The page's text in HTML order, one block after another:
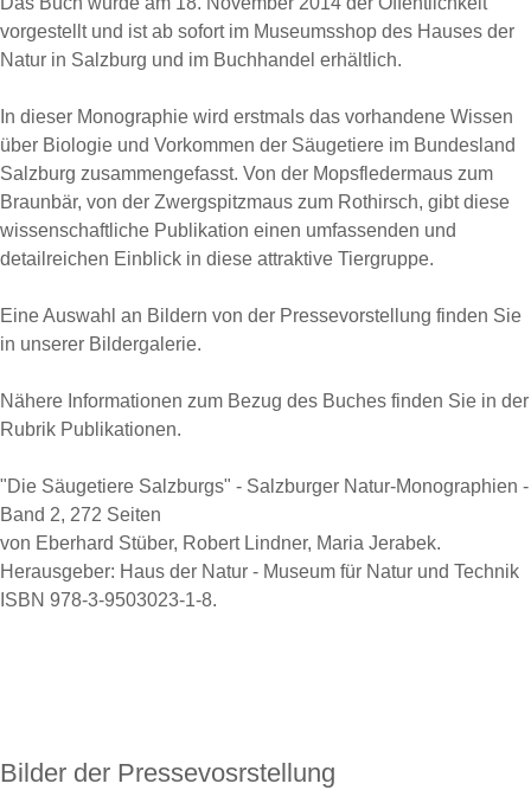
vorgestellt und ist ab sofort im Museumsshop des Hauses der
Natur in Salzburg und im Buchhandel erhältlich.
In dieser Monographie wird erstmals das vorhandene Wissen
über Biologie und Vorkommen der Säugetiere im Bundesland
Salzburg zusammengefasst. Von der Mopsfledermaus zum
Braunbär, von der Zwergspitzmaus zum Rothirsch, gibt diese
wissenschaftliche Publikation einen umfassenden und
detailreichen Einblick in diese attraktive Tiergruppe.
Eine Auswahl an Bildern von der Pressevorstellung finden Sie
in unserer Bildergalerie.
Nähere Informationen zum Bezug des Buches finden Sie in der
Rubrik Publikationen.
"Die Säugetiere Salzburgs" - Salzburger Natur-Monographien -
Band 2, 272 Seiten
von Eberhard Stüber, Robert Lindner, Maria Jerabek.
Herausgeber: Haus der Natur - Museum für Natur und Technik
ISBN 978-3-9503023-1-8.
Bilder der Pressevosrstellung